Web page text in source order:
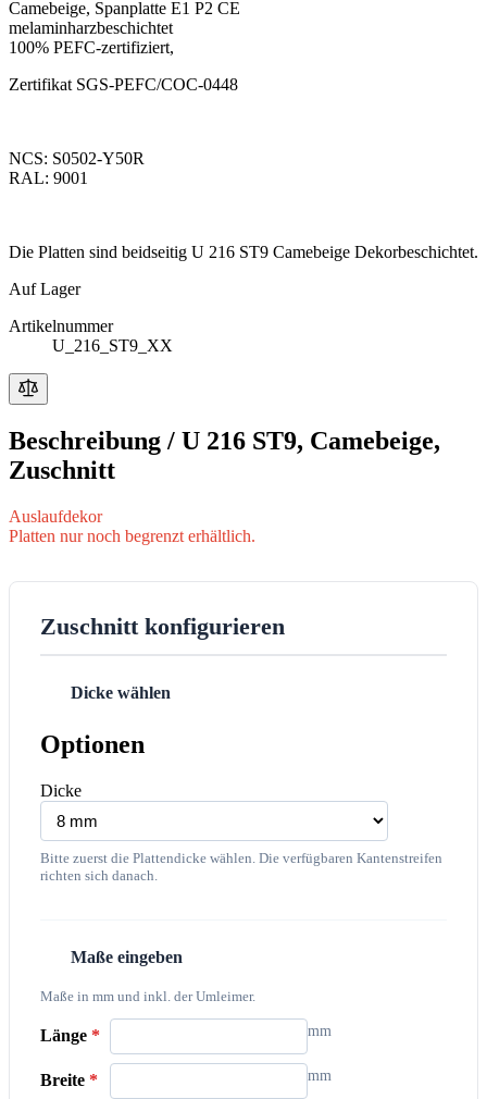
Camebeige, Spanplatte E1 P2 CE
melaminharzbeschichtet
100% PEFC-zertifiziert,
Zertifikat SGS-PEFC/COC-0448
NCS: S0502-Y50R
RAL: 9001
Die Platten sind beidseitig U 216 ST9 Camebeige Dekorbeschichtet.
Auf Lager
Artikelnummer
U_216_ST9_XX
Beschreibung / U 216 ST9, Camebeige,
Zuschnitt
Auslaufdekor
Platten nur noch begrenzt erhältlich.
Zuschnitt konfigurieren
Dicke wählen
Optionen
Dicke
Bitte zuerst die Plattendicke wählen. Die verfügbaren Kantenstreifen
richten sich danach.
Maße eingeben
Maße in mm und inkl. der Umleimer.
Länge * mm
Breite * mm